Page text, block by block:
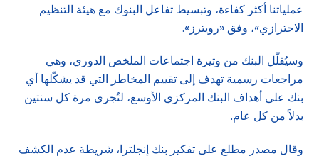
عملياتنا أكثر كفاءة، وتبسيط تفاعل البنوك مع هيئة التنظيم
الاحترازي»، وفق «رويترز».
وسيُقلّل البنك من وتيرة اجتماعات الملخص الدوري، وهي
مراجعات رسمية تهدف إلى تقييم المخاطر التي قد يشكّلها أي
بنك على أهداف البنك المركزي الأوسع، لتُجرى مرة كل سنتين
بدلاً من كل عام.
وقال مصدر مطلع على تفكير بنك إنجلترا، شريطة عدم الكشف